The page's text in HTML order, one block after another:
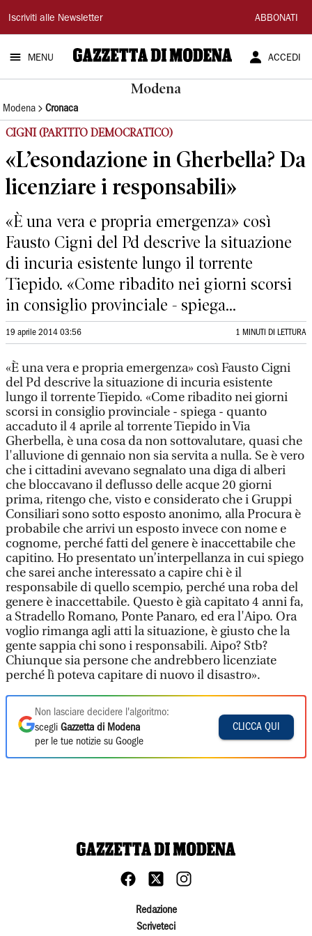
Gazzetta
di
Modena
Iscriviti alle Newsletter ABBONATI
MENU ACCEDI
Modena
Modena Cronaca
CIGNI (PARTITO DEMOCRATICO)
«L’esondazione in Gherbella? Da
licenziare i responsabili»
«È una vera e propria emergenza» così
Fausto Cigni del Pd descrive la situazione
di incuria esistente lungo il torrente
Tiepido. «Come ribadito nei giorni scorsi
in consiglio provinciale - spiega...
19 aprile 2014 03:56 1 MINUTI DI LETTURA
«È una vera e propria emergenza» così Fausto Cigni
del Pd descrive la situazione di incuria esistente
lungo il torrente Tiepido. «Come ribadito nei giorni
scorsi in consiglio provinciale - spiega - quanto
accaduto il 4 aprile al torrente Tiepido in Via
Gherbella, è una cosa da non sottovalutare, quasi che
l'alluvione di gennaio non sia servita a nulla. Se è vero
che i cittadini avevano segnalato una diga di alberi
che bloccavano il deflusso delle acque 20 giorni
prima, ritengo che, visto e considerato che i Gruppi
Consiliari sono sotto esposto anonimo, alla Procura è
probabile che arrivi un esposto invece con nome e
cognome, perché fatti del genere è inaccettabile che
capitino. Ho presentato un’interpellanza in cui spiego
che sarei anche interessato a capire chi è il
responsabile di quello scempio, perché una roba del
genere è inaccettabile. Questo è già capitato 4 anni fa,
a Stradello Romano, Ponte Panaro, ed era l'Aipo. Ora
voglio rimanga agli atti la situazione, è giusto che la
gente sappia chi sono i responsabili. Aipo? Stb?
Chiunque sia persone che andrebbero licenziate
perché lì poteva capitare di nuovo il disastro».
Non lasciare decidere l'algoritmo:
scegli Gazzetta di Modena
per le tue notizie su Google
CLICCA QUI
Redazione
Scriveteci